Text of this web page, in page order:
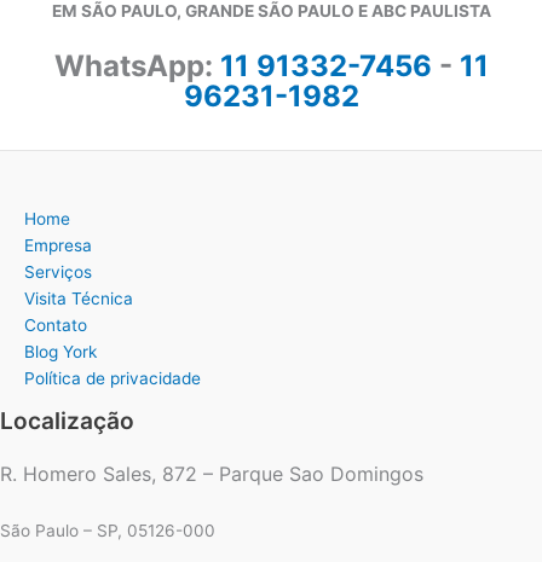
EM SÃO PAULO, GRANDE SÃO PAULO E ABC PAULISTA
WhatsApp: 11 91332-7456 - 11
96231-1982
Home
Empresa
Serviços
Visita Técnica
Contato
Blog York
Política de privacidade
Localização
R. Homero Sales, 872 – Parque Sao Domingos
São Paulo – SP, 05126-000